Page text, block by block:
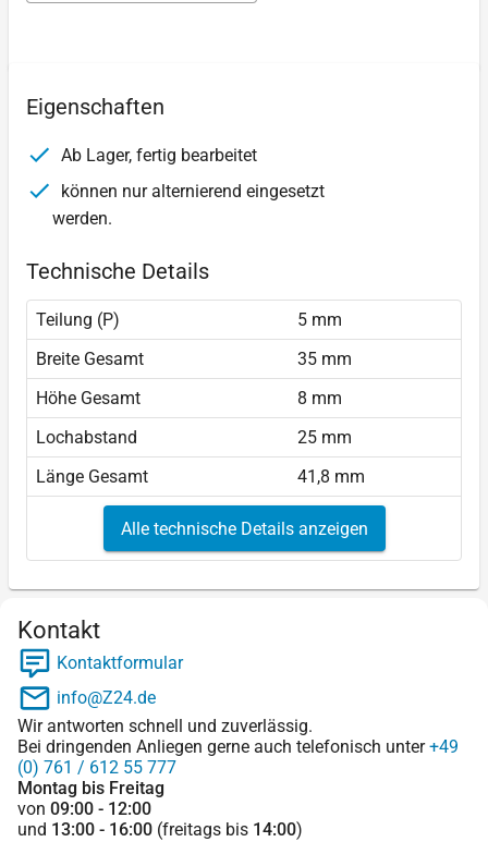
Eigenschaften
Ab Lager, fertig bearbeitet
können nur alternierend eingesetzt
werden.
Technische Details
Teilung (P)
5 mm
Breite Gesamt
35 mm
Höhe Gesamt
8 mm
Lochabstand
25 mm
Länge Gesamt
41,8 mm
Alle technische Details anzeigen
Kontakt
Kontaktformular
info@Z24.de
Wir antworten schnell und zuverlässig.
Bei dringenden Anliegen gerne auch telefonisch unter+49
(0) 761 / 612 55 777
Montag bis Freitag
von 09:00 - 12:00
und 13:00 - 16:00 (freitags bis 14:00)